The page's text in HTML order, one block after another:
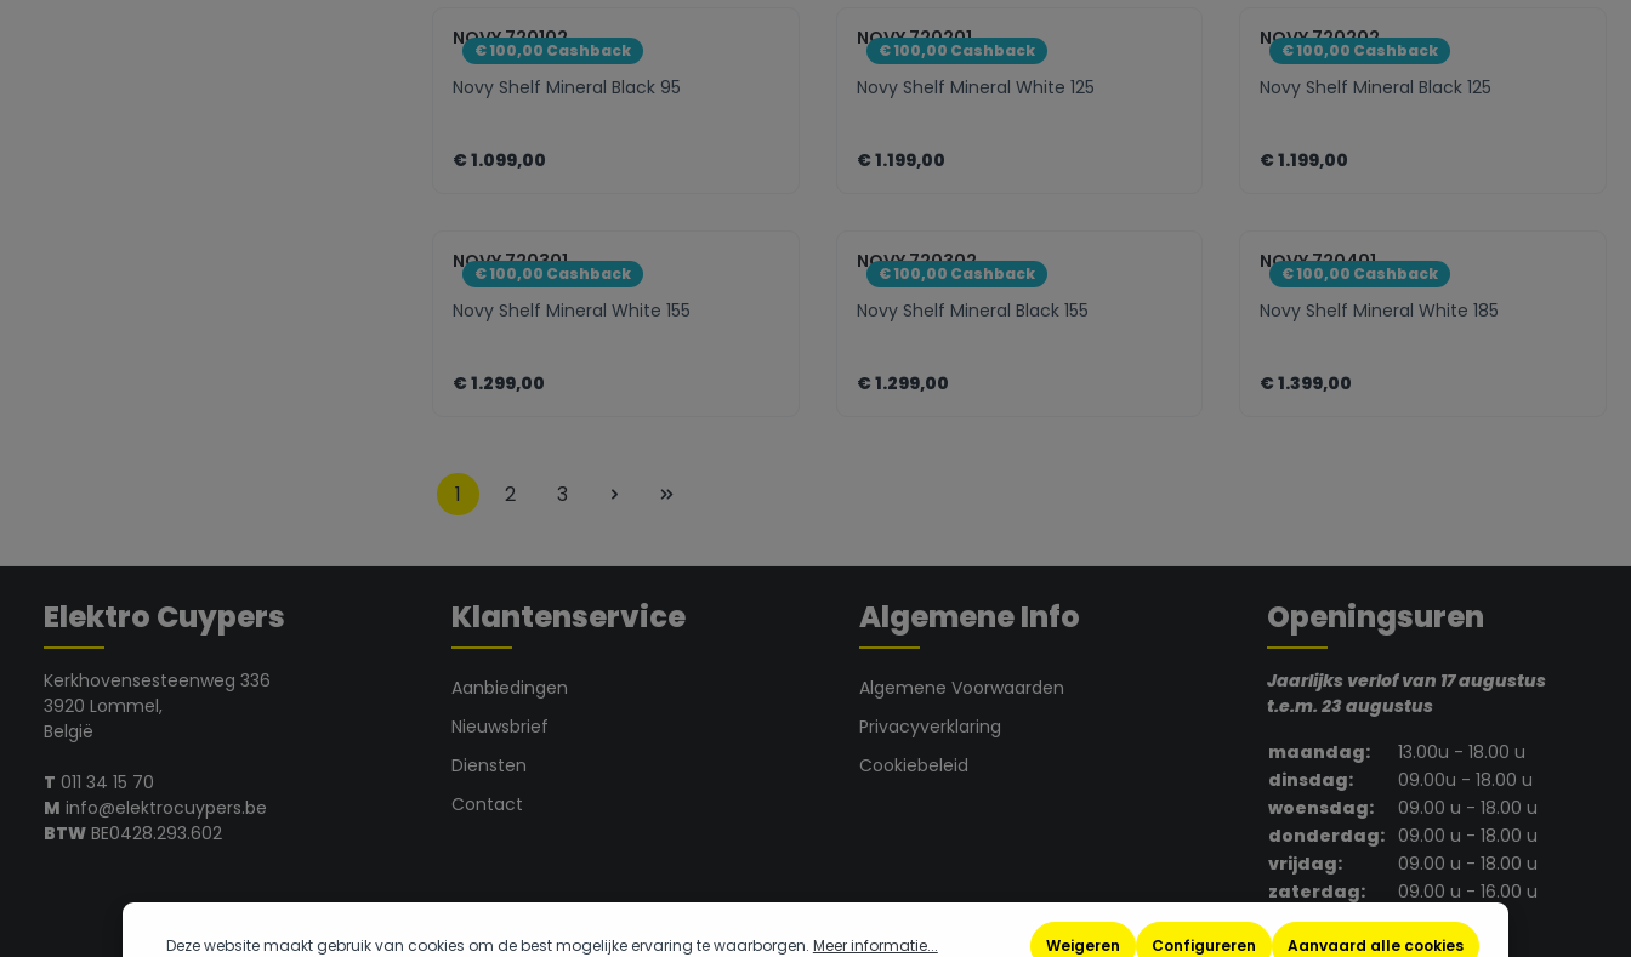
€ 100,00 Cashback
NOVY 720102
Novy Shelf Mineral Black 95
€ 1.099,00
€ 100,00 Cashback
NOVY 720201
Novy Shelf Mineral White 125
€ 1.199,00
€ 100,00 Cashback
NOVY 720202
Novy Shelf Mineral Black 125
€ 1.199,00
€ 100,00 Cashback
NOVY 720301
Novy Shelf Mineral White 155
€ 1.299,00
€ 100,00 Cashback
NOVY 720302
Novy Shelf Mineral Black 155
€ 1.299,00
€ 100,00 Cashback
NOVY 720401
Novy Shelf Mineral White 185
€ 1.399,00
1 2 3
Elektro Cuypers
Kerkhovensesteenweg 336
3920 Lommel,
België
T 011 34 15 70
M info@elektrocuypers.be
BTW BE0428.293.602
Klantenservice
Aanbiedingen
Nieuwsbrief
Diensten
Contact
Algemene Info
Algemene Voorwaarden
Privacyverklaring
Cookiebeleid
Openingsuren
Jaarlijks verlof van 17 augustus
t.e.m. 23 augustus
maandag:
13.00u - 18.00 u
dinsdag:
09.00u - 18.00 u
woensdag:
09.00 u - 18.00 u
donderdag: 09.00 u - 18.00 u
vrijdag:
09.00 u - 18.00 u
zaterdag:
09.00 u - 16.00 u
zondag:
gesloten
Deze website maakt gebruik van cookies om de best mogelijke ervaring te waarborgen. Meer informatie... Weigeren Configureren Aanvaard alle cookies